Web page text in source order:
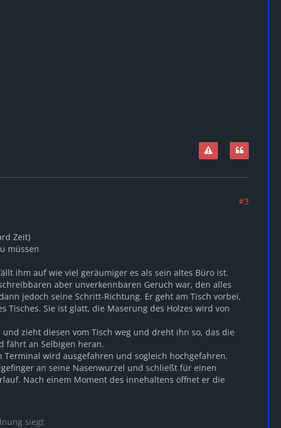
#3
Zeit)
müssen
ihm auf wie viel geräumiger es als sein altes Büro ist.
aber unverkennbaren Geruch war, den alles
jedoch seine Schritt-Richtung. Er geht am Tisch vorbei,
Sie ist glatt, die Maserung des Holzes wird von
zieht diesen vom Tisch weg und dreht ihn so, das die
fährt an Selbigen heran.
wird ausgefahren und sogleich hochgefahren.
an seine Nasenwurzel und schließt für einen
Nach einem Moment des innehaltens öffnet er die
siegt